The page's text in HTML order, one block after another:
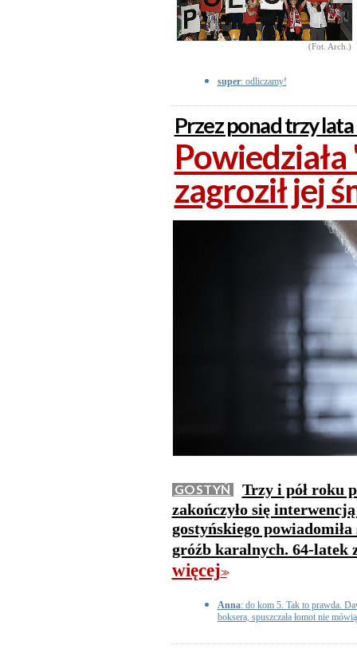
(Fot. Arch.)
super: odliczamy!
Przez ponad trzy
zagroził jej
GOSTYŃ
Trzy i pół roku
zakończyło się
gostyńskiego
gróźb karalnych. 64-latek
więcej>>
Anna: do kom 5. Tak to prawda.
boksera, spuszczała łomot nie